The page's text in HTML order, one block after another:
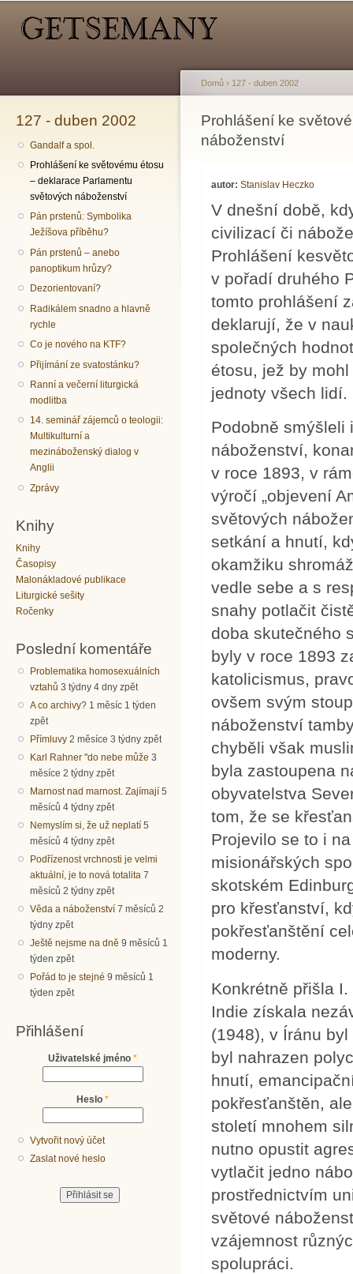
127 - duben 2002
Gandalf a spol.
Prohlášení ke světovému étosu
– deklarace Parlamentu
světových náboženství
Pán prstenů: Symbolika
Ježíšova příběhu?
Pán prstenů – anebo
panoptikum hrůzy?
Dezorientovaní?
Radikálem snadno a hlavně
rychle
Co je nového na KTF?
Přijímání ze svatostánku?
Ranní a večerní liturgická
modlitba
14. seminář zájemců o teologii:
Multikulturní a
mezináboženský dialog v
Anglii
Zprávy
Knihy
Knihy
Časopisy
Malonákladové publikace
Liturgické sešity
Ročenky
Poslední komentáře
Problematika homosexuálních
vztahů 3 týdny 4 dny zpět
A co archivy? 1 měsíc 1 týden
zpět
Přímluvy 2 měsíce 3 týdny zpět
Karl Rahner "do nebe může 3
měsíce 2 týdny zpět
Marnost nad marnost. Zajímají 5
měsíců 4 týdny zpět
Nemyslím si, že už neplatí 5
měsíců 4 týdny zpět
Podřízenost vrchnosti je velmi
aktuální, je to nová totalita 7
měsíců 2 týdny zpět
Věda a náboženství 7 měsíců 2
týdny zpět
Ještě nejsme na dně 9 měsíců 1
týden zpět
Pořád to je stejné 9 měsíců 1
týden zpět
Přihlášení
Uživatelské jméno *
Heslo *
Vytvořit nový účet
Zaslat nové heslo
Jste zde
Domů › 127 - duben 2002
Prohlášení ke
náboženství
autor:Stanislav Heczko
V dnešní době,
civilizací či
Prohlášení
v pořadí druhého
tomto prohlášení
deklarují, že v
společných
étosu, jež by
jednoty všech lidí.
Podobně smýšleli
náboženství,
v roce 1893, v
výročí „objevení
světových
setkání a hnutí,
okamžiku
vedle sebe a s
snahy potlačit
doba skutečného
byly v roce 1893
katolicismus,
ovšem svým
náboženství
chyběli však
byla zastoupena
obyvatelstva
tom, že se
Projevilo se to i
misionářských
skotském
pro křesťanství,
pokřesťanštění
moderny.
Konkrétně přišla
Indie získala
(1948), v Íránu
byl nahrazen
hnutí,
pokřesťanštěn,
století mnohem
nutno opustit
vytlačit jedno
prostřednictvím
světové
vzájemnost
spolupráci.